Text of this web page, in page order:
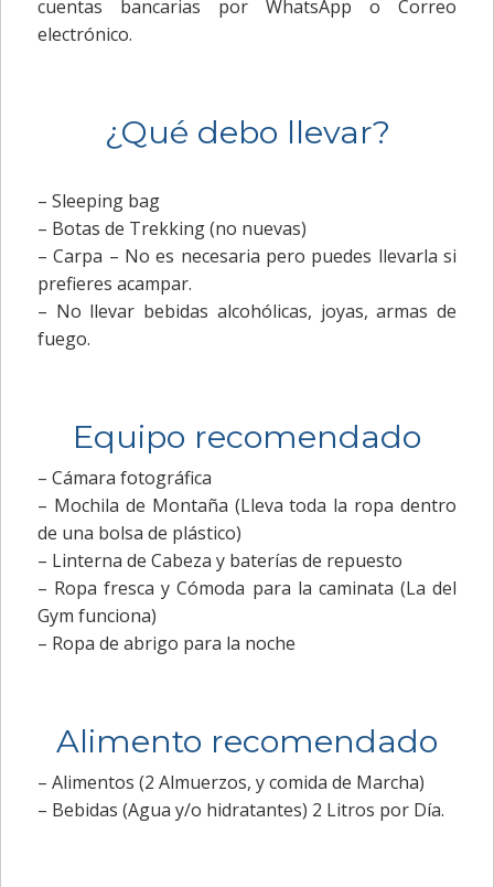
cuentas bancarias por WhatsApp o Correo
electrónico.
¿Qué debo llevar?
– Sleeping bag
– Botas de Trekking (no nuevas)
– Carpa – No es necesaria pero puedes llevarla si
prefieres acampar.
– No llevar bebidas alcohólicas, joyas, armas de
fuego.
Equipo recomendado
– Cámara fotográfica
– Mochila de Montaña (Lleva toda la ropa dentro
de una bolsa de plástico)
– Linterna de Cabeza y baterías de repuesto
– Ropa fresca y Cómoda para la caminata (La del
Gym funciona)
– Ropa de abrigo para la noche
Alimento recomendado
– Alimentos (2 Almuerzos, y comida de Marcha)
– Bebidas (Agua y/o hidratantes) 2 Litros por Día.